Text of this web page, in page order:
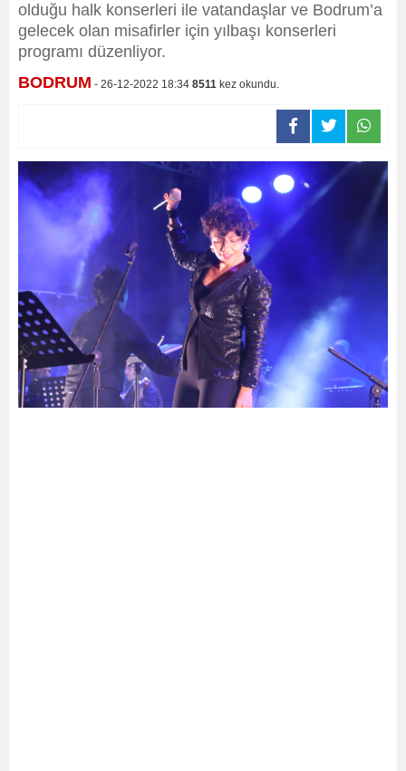
olduğu halk konserleri ile vatandaşlar ve Bodrum’a
gelecek olan misafirler için yılbaşı konserleri
programı düzenliyor.
BODRUM - 26-12-2022 18:34 8511 kez okundu.